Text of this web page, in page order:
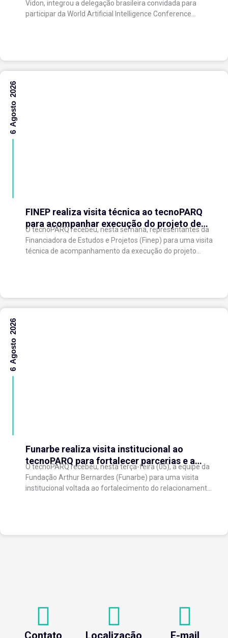
com o ecossistema de inovação
Vidon, integrou a delegação brasileira convidada para
participar da World Artificial Intelligence Conference
FINEP realiza visita técnica ao tecnoPARQ
para acompanhar execução do projeto de
expansão do Parque Tecnológico
O tecnoPARQ recebeu, nesta semana, representantes da
Financiadora de Estudos e Projetos (Finep) para uma visita
técnica de acompanhamento da execução do projeto
6 Agosto 2026
Funarbe realiza visita institucional ao
tecnoPARQ para fortalecer parcerias e a
gestão da inovação
O tecnoPARQ recebeu, nesta terça-feira (05), a equipe da
Fundação Arthur Bernardes (Funarbe) para uma visita
institucional voltada ao fortalecimento do relacionamento
6 Agosto 2026
Contato Localização E-mail